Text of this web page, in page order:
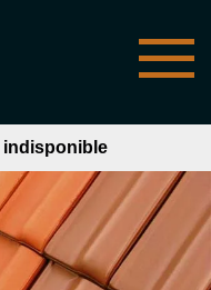
indisponible